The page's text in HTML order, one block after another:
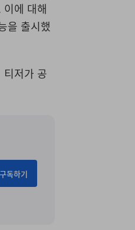
에 대해
을 출시했
티저가 공
독하기